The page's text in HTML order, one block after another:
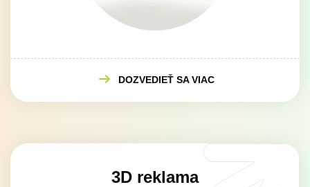
DOZVEDIEŤ SA VIAC
3D reklama